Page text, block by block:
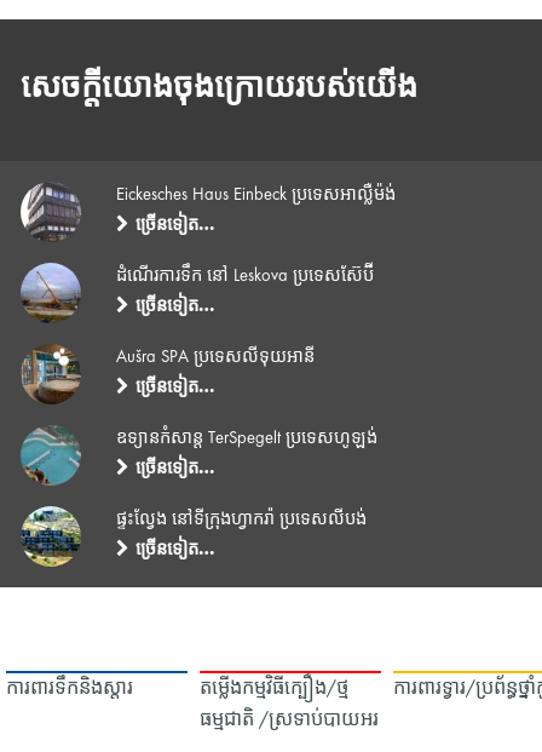
សេចក្តីយោងចុងក្រោយរបស់យើង
Eickesches Haus Einbeck ប្រទេសអាល្លឺម៉ង់
ច្រើនទៀត…
ដំណើរការទឹក នៅ Leskova ប្រទេសស៊ែប៊ី
ច្រើនទៀត…
Aušra SPA ប្រទេសលីទុយអានី
ច្រើនទៀត…
ឧទ្យានកំសាន្ត TerSpegelt ប្រទេសហូឡង់
ច្រើនទៀត…
ផ្ទះល្វែង នៅទីក្រុងហ្វាករ៉ា ប្រទេសលីបង់
ច្រើនទៀត…
ការពារទឹក​និង​ស្ដារ
តម្លើងកម្មវិធីក្បឿង/ថ្ម
ធម្មជាតិ /ស្រទាប់បាយអរ
ការពារទ្វារ/ប្រព័ន្ធថ្ន